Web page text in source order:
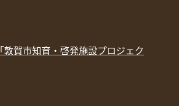
「敦賀市知育・啓発施設プロジェク